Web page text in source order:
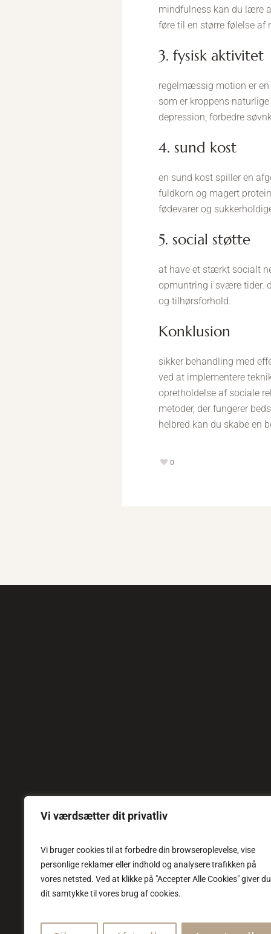
Vi værdsætter dit privatliv
Vi bruger cookies til at forbedre din browseroplevelse, vise
personlige reklamer eller indhold og analysere trafikken på
vores netsted. Ved at klikke på "Accepter Alle Cookies" giver du
dit samtykke til vores brug af cookies.
mindfulness kan du lære
føre til en større følelse af
3. fysisk aktivitet
regelmæssig motion er
som er kroppens
depression, forbedre
4. sund kost
en sund kost spiller en
fuldkorn og magert
fødevarer og
5. social støtte
at have et stærkt socialt
opmuntring i svære tider.
og tilhørsforhold.
konklusion
sikker behandling med
ved at implementere
opretholdelse af sociale
metoder, der fungerer
helbred kan du skabe en
0